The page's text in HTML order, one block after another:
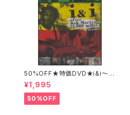
50%OFF★特価DVD★i&i〜af
ter Bob Marley 21,000mile
s〜
¥1,995
50%OFF